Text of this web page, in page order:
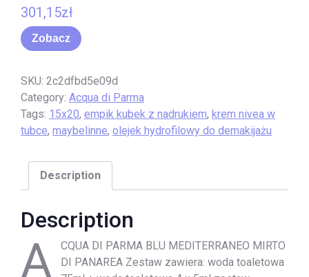
301,15zł
Zobacz
SKU: 2c2dfbd5e09d
Category: Acqua di Parma
Tags: 15x20, empik kubek z nadrukiem, krem nivea w
tubce, maybelinne, olejek hydrofilowy do demakijażu
Description
Description
A
CQUA DI PARMA BLU MEDITERRANEO MIRTO
DI PANAREA Zestaw zawiera: woda toaletowa